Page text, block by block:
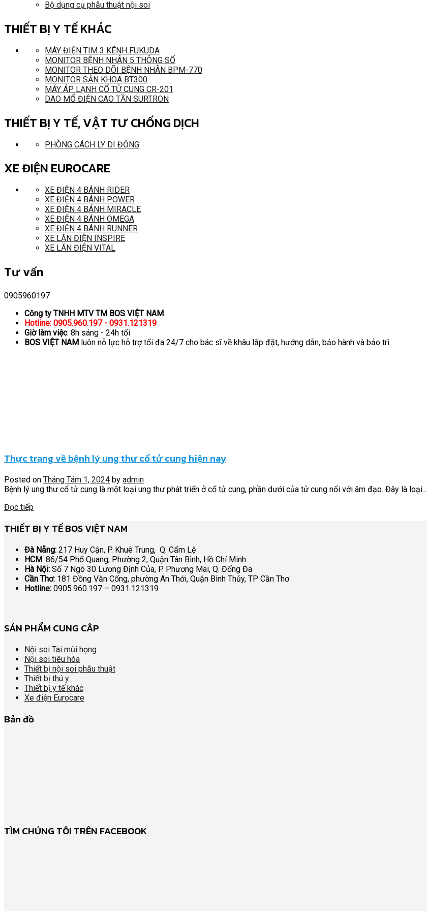
Bộ dụng cụ phẫu thuật nội soi
THIẾT BỊ Y TẾ KHÁC
MÁY ĐIỆN TIM 3 KÊNH FUKUDA
MONITOR BỆNH NHÂN 5 THÔNG SỐ
MONITOR THEO DÕI BỆNH NHÂN BPM-770
MONITOR SẢN KHOA BT300
MÁY ÁP LẠNH CỔ TỬ CUNG CR-201
DAO MỔ ĐIỆN CAO TẦN SURTRON
THIẾT BỊ Y TẾ, VẬT TƯ CHỐNG DỊCH
PHÒNG CÁCH LY DI ĐỘNG
XE ĐIỆN EUROCARE
XE ĐIỆN 4 BÁNH RIDER
XE ĐIỆN 4 BÁNH POWER
XE ĐIỆN 4 BÁNH MIRACLE
XE ĐIỆN 4 BÁNH OMEGA
XE ĐIỆN 4 BÁNH RUNNER
XE LĂN ĐIỆN INSPIRE
XE LĂN ĐIỆN VITAL
Tư vấn
0905960197
Công ty TNHH MTV TM BOS VIỆT NAM
Hotline: 0905.960.197 - 0931.121319
Giờ làm việc: 8h sáng - 24h tối
BOS VIỆT NAM luôn nỗ lực hỗ trợ tối đa 24/7 cho bác sĩ về khâu lắp đặt, hướng dẫn, bảo hành và bảo trì
Thực trạng về bệnh lý ung thư cổ tử cung hiện nay
Posted on Tháng Tám 1, 2024 by admin
Bệnh lý ung thư cổ tử cung là một loại ung thư phát triển ở cổ tử cung, phần dưới của tử cung nối với âm đạo. Đây là loại...
Đọc tiếp
THIẾT BỊ Y TẾ BOS VIỆT NAM
Đà Nẵng: 217 Huy Cận, P. Khuê Trung, Q. Cẩm Lệ
HCM: 86/54 Phổ Quang, Phường 2, Quận Tân Bình, Hồ Chí Minh
Hà Nội: Số 7 Ngõ 30 Lương Định Của, P. Phương Mai, Q. Đống Đa
Cần Thơ: 181 Đồng Văn Cống, phường An Thới, Quận Bình Thủy, TP Cần Thơ
Hotline: 0905.960.197 – 0931.121319
SẢN PHẨM CUNG CÂP
Nội soi Tai mũi họng
Nội soi tiêu hóa
Thiết bị nội soi phẫu thuật
Thiết bị thú y
Thiết bị y tế khác
Xe điện Eurocare
Bản đồ
TÌM CHÚNG TÔI TRÊN FACEBOOK